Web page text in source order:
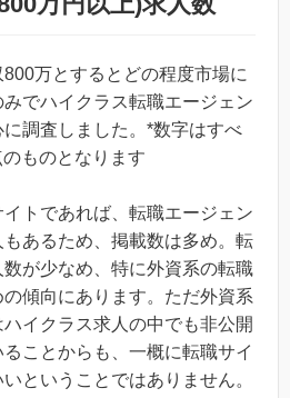
万とするとどの程度市場に
でハイクラス転職エージェン
に調査しました。*数字はすべ
ものとなります
トであれば、転職エージェン
もあるため、掲載数は多め。転
が少なめ、特に外資系の転職
傾向にあります。ただ外資系
イクラス求人の中でも非公開
ことからも、一概に転職サイ
ということではありません。